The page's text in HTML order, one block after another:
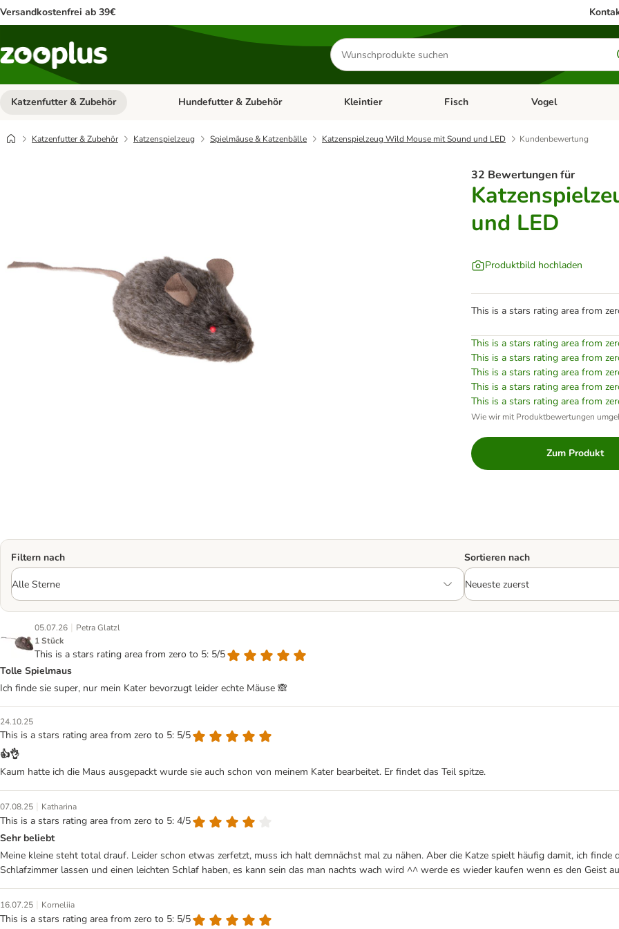
Versandkostenfrei ab 39€
Produkte
suchen
Katzenfutter & Zubehör Kategorie-Menü öffnen: Katzenfutter & Zubehör
Hundefutter & Zubehör Kategorie-Menü öffnen: Hundefutter & Zubehör
Kleintier Kategorie-Menü öffnen: Kleintier
Fisch Kategorie-Menü
Vogel
Katzenfutter & Zubehör Katzenspielzeug Spielmäuse & Katzenbälle Katzenspielzeug Wild Mouse mit Sound und LED Kundenbewertung
32 Bewertungen für
und LED
Produktbild hochladen
This is a stars rating area from
This is a stars rating area from
This is a stars rating area from
This is a stars rating area from
This is a stars rating area from
This is a stars rating area from
Wie wir mit Produktbewertungen
Zum Produkt
Filtern nach Sortieren nach
05.07.26 | Petra Glatzl
1 Stück
This is a stars rating area from zero to 5: 5/5
Tolle Spielmaus
Ich finde sie super, nur mein Kater bevorzugt leider echte Mäuse 🙈
24.10.25
This is a stars rating area from zero to 5: 5/5
👍👌
Kaum hatte ich die Maus ausgepackt wurde sie auch schon von meinem Kater bearbeitet. Er findet das Teil spitze.
07.08.25 | Katharina
This is a stars rating area from zero to 5: 4/5
Sehr beliebt
Meine kleine steht total drauf. Leider schon etwas zerfetzt, muss ich halt demnächst mal zu nähen. Aber die Katze spielt häufig damit, ich
Schlafzimmer lassen und einen leichten Schlaf haben, es kann sein das man nachts wach wird ^^ werde es wieder kaufen wenn es den Geist
16.07.25 | Korneliia
This is a stars rating area from zero to 5: 5/5